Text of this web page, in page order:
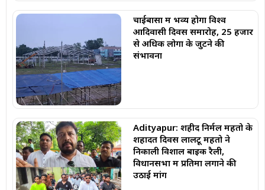
चाईबासा में भव्य होगा विश्व
आदिवासी दिवस समारोह, 25 हजार
से अधिक लोगों के जुटने की
संभावना
Adityapur: शहीद निर्मल महतो के
शहादत दिवस लालटू महतो ने
निकाली विशाल बाइक रैली,
विधानसभा में प्रतिमा लगाने की
उठाई मांग